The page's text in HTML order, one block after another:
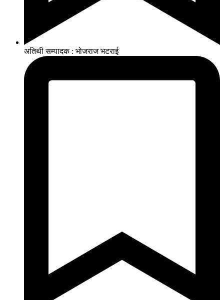
अतिथी सम्पादक : भोजराज भटराई